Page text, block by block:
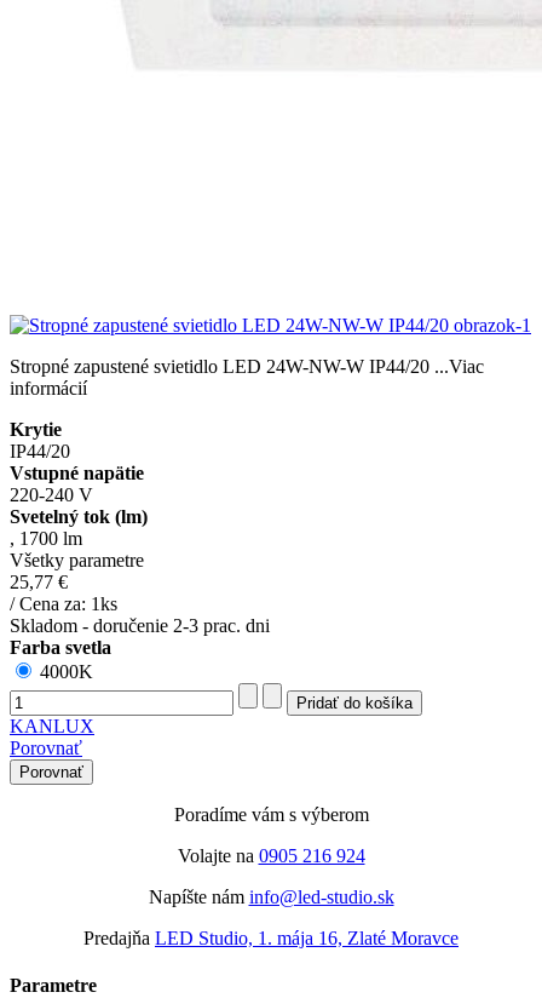
Stropné zapustené svietidlo LED 24W-NW-W IP44/20 ...Viac
informácií
Krytie
IP44/20
Vstupné napätie
220-240 V
Svetelný tok (lm)
, 1700 lm
Všetky parametre
25,77 €
/ Cena za: 1ks
Skladom - doručenie 2-3 prac. dni
Farba svetla
4000K
KANLUX
Porovnať
Porovnať
Poradíme vám s výberom
Volajte na 0905 216 924
Napíšte nám info@led-studio.sk
Predajňa LED Studio, 1. mája 16, Zlaté Moravce
Parametre